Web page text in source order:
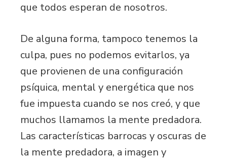
que todos esperan de nosotros.
De alguna forma, tampoco tenemos la
culpa, pues no podemos evitarlos, ya
que provienen de una configuración
psíquica, mental y energética que nos
fue impuesta cuando se nos creó, y que
muchos llamamos la mente predadora.
Las características barrocas y oscuras de
la mente predadora, a imagen y